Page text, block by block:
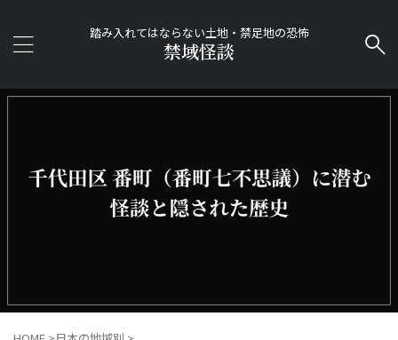
踏み入れてはならない土地・禁足地の恐怖
禁域怪談